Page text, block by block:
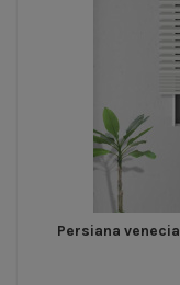
Persiana